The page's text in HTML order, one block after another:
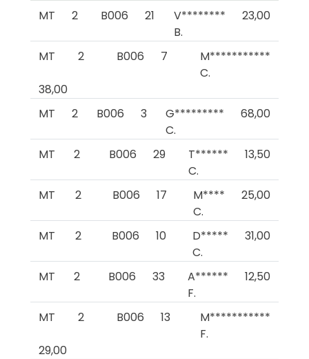
MT
2 B006 21
V********
B.
23,00
MT 2 B006 7
M***********
C.
38,00
MT
2 B006 3
G*********
C.
68,00
MT 2 B006 29
T******
C.
13,50
MT 2 B006 17
M****
C.
25,00
MT 2 B006 10
D*****
C.
31,00
MT 2 B006 33
A******
F.
12,50
MT 2 B006 13
M***********
F.
29,00